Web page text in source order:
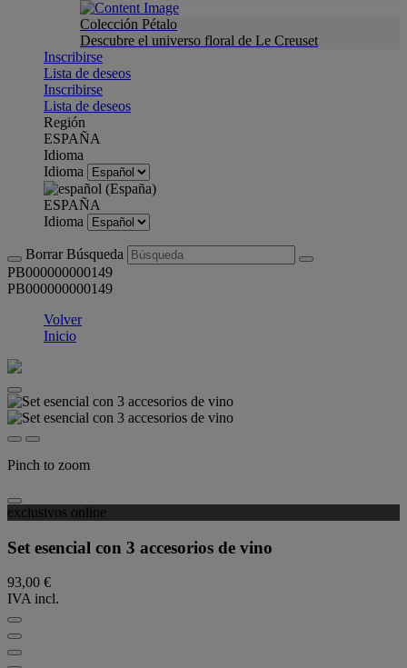
Colección Pétalo
Descubre el universo floral de Le Creuset
Inscribirse
Lista de deseos
Inscribirse
Lista de deseos
Región
ESPAÑA
Idioma
Idioma
ESPAÑA
Idioma
Borrar Búsqueda
PB000000000149
PB000000000149
Volver
Inicio
Pinch to zoom
exclusivos online
Set esencial con 3 accesorios de vino
93,00 €
IVA incl.